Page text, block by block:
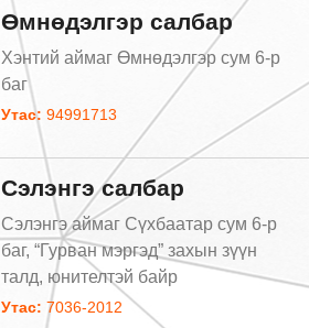
Өмнөдэлгэр салбар
Хэнтий аймаг Өмнөдэлгэр сум 6-р
баг
Утас: 94991713
Сэлэнгэ салбар
Сэлэнгэ аймаг Сүхбаатар сум 6-р
баг, “Гурван мэргэд” захын зүүн
талд, юнителтэй байр
Утас: 7036-2012